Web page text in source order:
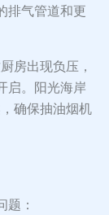
排气管道和更
房出现负压，
启。阳光海岸
确保抽油烟机
：